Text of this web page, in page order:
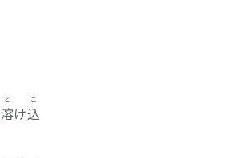
溶
と
け込
こ